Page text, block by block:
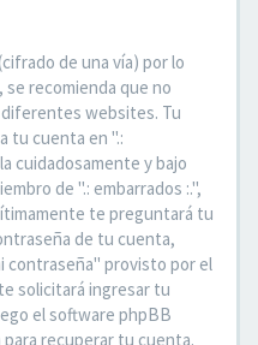
de una vía) por lo
recomienda que no
diferentes websites. Tu
tu cuenta en ".:
cuidadosamente y bajo
de ".: embarrados :.",
te preguntará tu
de tu cuenta,
contraseña" provisto por el
solicitará ingresar tu
el software phpBB
recuperar tu cuenta.